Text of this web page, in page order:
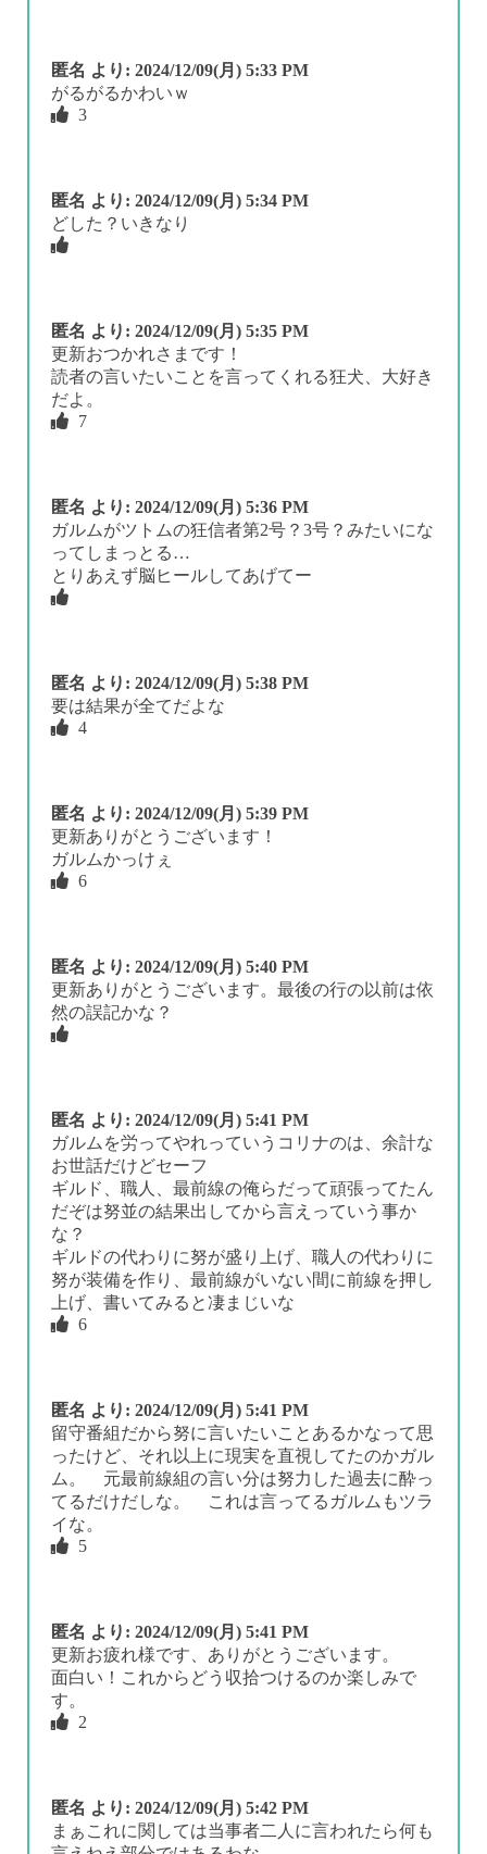
匿名 より: 2024/12/09(月) 5:33 PM
がるがるかわいｗ
3
匿名 より: 2024/12/09(月) 5:34 PM
どした？いきなり
匿名 より: 2024/12/09(月) 5:35 PM
更新おつかれさまです！
読者の言いたいことを言ってくれる狂犬、大好き
だよ。
7
匿名 より: 2024/12/09(月) 5:36 PM
ガルムがツトムの狂信者第2号？3号？みたいにな
ってしまっとる…
とりあえず脳ヒールしてあげてー
匿名 より: 2024/12/09(月) 5:38 PM
要は結果が全てだよな
4
匿名 より: 2024/12/09(月) 5:39 PM
更新ありがとうございます！
ガルムかっけぇ
6
匿名 より: 2024/12/09(月) 5:40 PM
更新ありがとうございます。最後の行の以前は依
然の誤記かな？
匿名 より: 2024/12/09(月) 5:41 PM
ガルムを労ってやれっていうコリナのは、余計な
お世話だけどセーフ
ギルド、職人、最前線の俺らだって頑張ってたん
だぞは努並の結果出してから言えっていう事か
な？
ギルドの代わりに努が盛り上げ、職人の代わりに
努が装備を作り、最前線がいない間に前線を押し
上げ、書いてみると凄まじいな
6
匿名 より: 2024/12/09(月) 5:41 PM
留守番組だから努に言いたいことあるかなって思
ったけど、それ以上に現実を直視してたのかガル
ム。 元最前線組の言い分は努力した過去に酔っ
てるだけだしな。 これは言ってるガルムもツラ
イな。
5
匿名 より: 2024/12/09(月) 5:41 PM
更新お疲れ様です、ありがとうございます。
面白い！これからどう収拾つけるのか楽しみで
す。
2
匿名 より: 2024/12/09(月) 5:42 PM
まぁこれに関しては当事者二人に言われたら何も